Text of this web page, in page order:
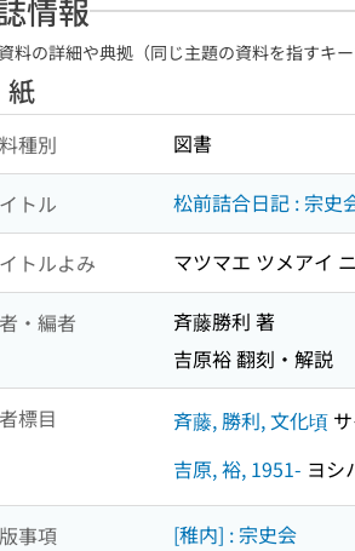
情報
料の詳細や典拠（同じ主題の資料を指すキ
紙
種別 図書
トル 松前詰合日記 : 宗史
トルよみ マツマエ ツメアイ
・編者
斉藤勝利 著
吉原裕 翻刻・解説
標目 斉藤, 勝利, 文化頃
吉原, 裕, 1951- ヨシ
事項 [稚内] : 宗史会